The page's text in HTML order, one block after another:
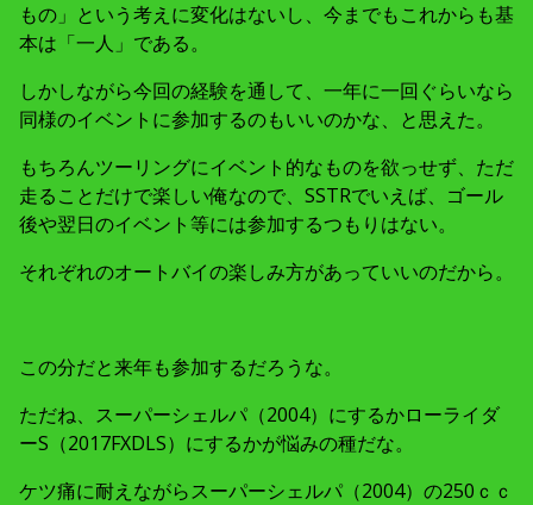
もの」という考えに変化はないし、今までもこれからも基
本は「一人」である。
しかしながら今回の経験を通して、一年に一回ぐらいなら
同様のイベントに参加するのもいいのかな、と思えた。
もちろんツーリングにイベント的なものを欲っせず、ただ
走ることだけで楽しい俺なので、SSTRでいえば、ゴール
後や翌日のイベント等には参加するつもりはない。
それぞれのオートバイの楽しみ方があっていいのだから。
この分だと来年も参加するだろうな。
ただね、スーパーシェルパ（2004）にするかローライダ
ーS（2017FXDLS）にするかが悩みの種だな。
ケツ痛に耐えながらスーパーシェルパ（2004）の250ｃｃ